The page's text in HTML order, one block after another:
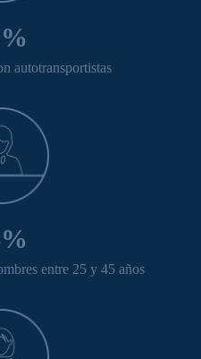
autotransportistas
entre 25 y 45 años